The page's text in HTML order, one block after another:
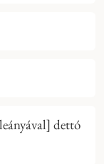
dettó